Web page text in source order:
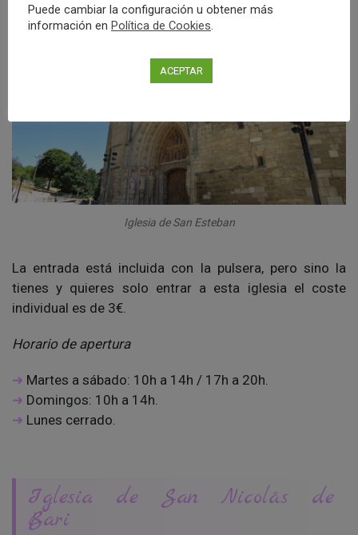
Iglesia de San Esteban
La entrada está incluida con la pulsera, pero sino la
tienes y quieres solo entrar a esta iglesia el coste
individual es de 3€.
Horario de apertura
Martes a sábado: 10h a 14h / 17h a 20h.
Domingos: 10h a 14h.
Lunes cerrado.
Iglesia de San Nicolás de
Bari
Puede cambiar la configuración u obtener más
información en Política de Cookies
ACEPTAR